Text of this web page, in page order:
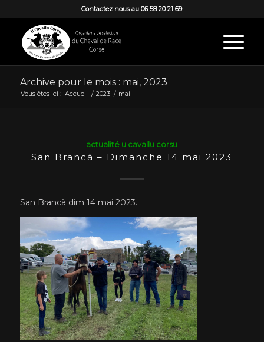
Contactez nous au 06 58 20 21 69
Archive pour le mois : mai, 2023
Vous êtes ici : Accueil / 2023 / mai
actualité u cavallu corsu
San Brancà – Dimanche 14 mai 2023
San Brancà dim 14 mai 2023.